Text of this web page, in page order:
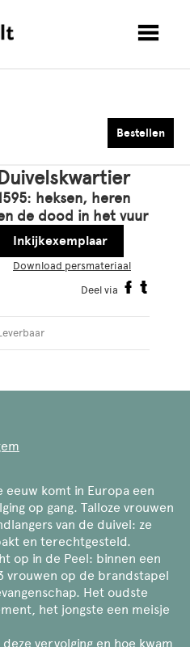
Bestellen
heksen, heren
de dood in het vuur
Inkijkexemplaar
Download persmateriaal
Deel via
eeuw komt in Europa een
op gang. Talloze vrouwen
van de duivel: ze
en terechtgesteld.
op in de Peel: binnen een
vrouwen op de brandstapel
Het oudste
het jongste een meisje
vervolging en hoe kwam